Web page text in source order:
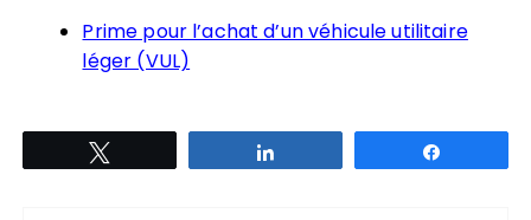
Prime pour l’achat d’un véhicule utilitaire
léger (VUL)